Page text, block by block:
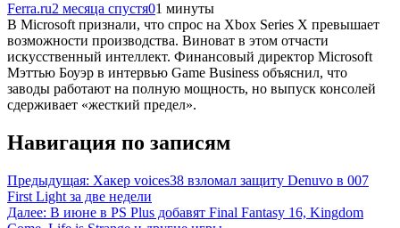
Ferra.ru2 месяца спустя01 минуты
В Microsoft признали, что спрос на Xbox Series X превышает
возможности производства. Виноват в этом отчасти
искусственный интеллект. Финансовый директор Microsoft
Мэттью Боуэр в интервью Game Business объяснил, что
заводы работают на полную мощность, но выпуск консолей
сдерживает «жесткий предел».
Навигация по записям
Предыдущая: Хакер voices38 взломал защиту Denuvo в 007
First Light за две недели
Далее: В июне в PS Plus добавят Final Fantasy 16, Kingdom